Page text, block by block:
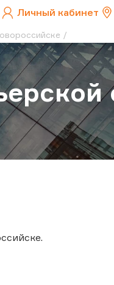
Личный кабинет